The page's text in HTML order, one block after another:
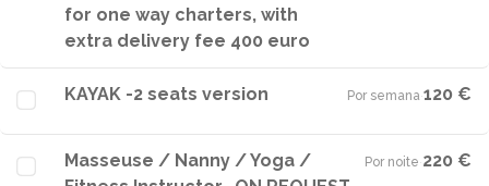
for one way charters, with
extra delivery fee 400 euro
KAYAK -2 seats version Por semana·120 €
Masseuse / Nanny / Yoga /
Por noite·220 €